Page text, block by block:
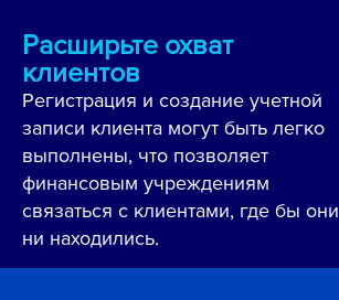
Расширьте охват
клиентов
Регистрация и создание учетной
записи клиента могут быть легко
выполнены, что позволяет
финансовым учреждениям
связаться с клиентами, где бы они
ни находились.